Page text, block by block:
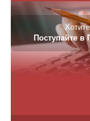
Поступайте